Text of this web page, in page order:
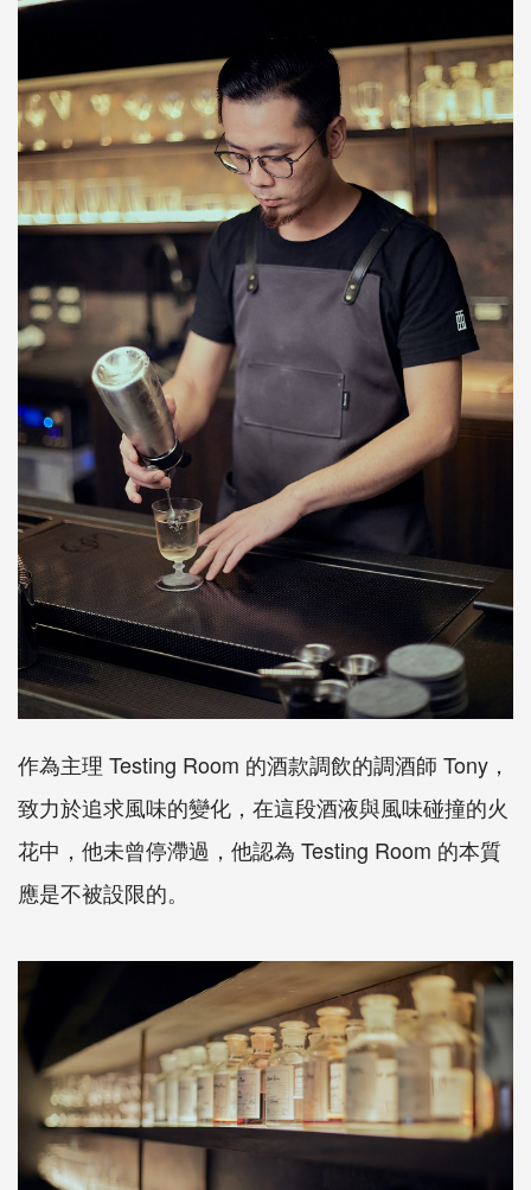
作為主理 Testing Room 的酒款調飲的調酒師 Tony，
致力於追求風味的變化，在這段酒液與風味碰撞的火
花中，他未曾停滯過，他認為 Testing Room 的本質
應是不被設限的。